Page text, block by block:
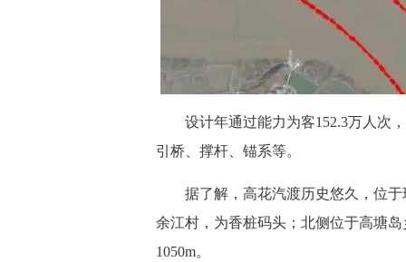
设计年通过能力为客152.3万人次，
引桥、撑杆、锚系等。
据了解，高花汽渡历史悠久，位于
余江村，为香桩码头；北侧位于高塘
1050m。